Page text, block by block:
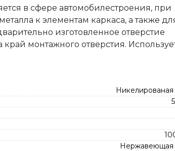
в сфере автомобилестроения, при
к элементам каркаса, а также
изготовленное отверстие
монтажного отверстия.
Никелированая
Нержавеющая